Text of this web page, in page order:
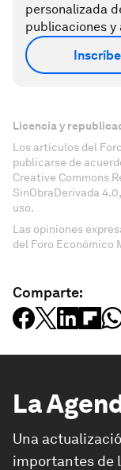
personalizada
publicaciones y
Licencia y
Los artículos del
publicarse de
Creative Commons
SinObraDerivada
uso.
Las opiniones
del Foro Económico
Comparte:
La
Una
importantes de